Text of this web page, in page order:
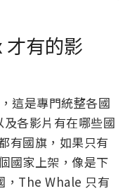
有的影
這是專門統整各國
各影片有在哪些國
有國旗，如果只有
國家上架，像是下
，The Whale 只有